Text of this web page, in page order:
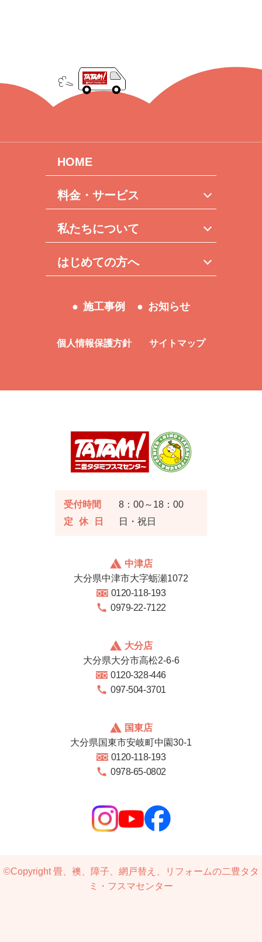
HOME
料金・サービス
私たちについて
はじめての方へ
施工事例 お知らせ
個人情報保護方針 サイトマップ
受付時間
8：00～18：00
定休日
日・祝日
中津店
大分県中津市大字蛎瀬1072
0120-118-193
0979-22-7122
大分店
大分県大分市高松2-6-6
0120-328-446
097-504-3701
国東店
大分県国東市安岐町中園30-1
0120-118-193
0978-65-0802
©Copyright畳、襖、障子、網戸替え、リフォームの二豊タタ
ミ・フスマセンター